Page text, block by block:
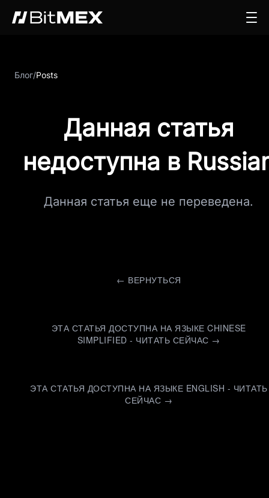
Блог/Posts
Данная статья
недоступна в
Данная статья еще не переведена.
← ВЕРНУТЬСЯ
ЭТА СТАТЬЯ ДОСТУПНА НА ЯЗЫКЕ CHINESE
SIMPLIFIED - ЧИТАТЬ СЕЙЧАС →
ЭТА СТАТЬЯ ДОСТУПНА НА ЯЗЫКЕ ENGLISH - ЧИТАТЬ
СЕЙЧАС →